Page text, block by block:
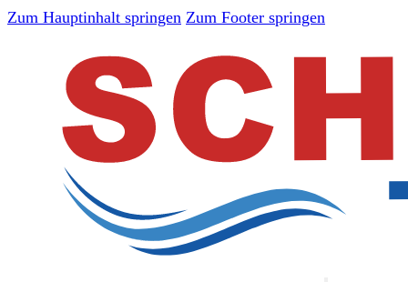
Zum Hauptinhalt springen Zum Footer springen